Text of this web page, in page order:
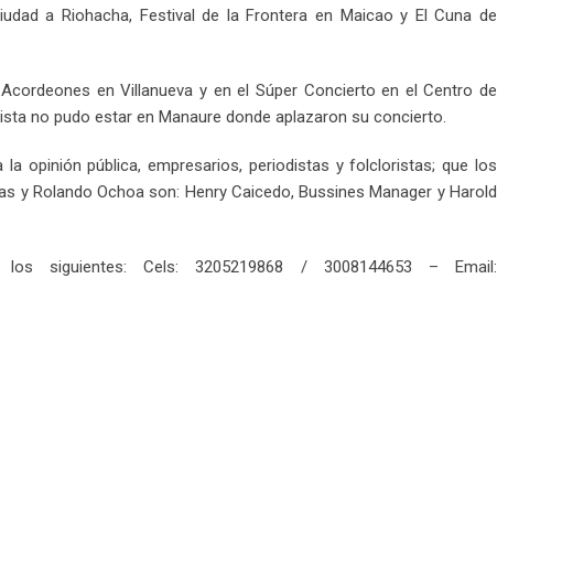
a Riohacha, Festival de la Frontera en Maicao y El Cuna de
en Villanueva y en el Súper Concierto en el Centro de
no pudo estar en Manaure donde aplazaron su concierto.
opinión pública, empresarios, periodistas y folcloristas; que los
y Rolando Ochoa son: Henry Caicedo, Bussines Manager y Harold
siguientes: Cels: 3205219868 / 3008144653 – Email: